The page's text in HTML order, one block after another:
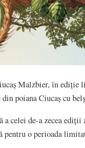
Malzbier, în ediție
poiana Ciucaș cu
a celei de-a zecea
pentru o perioada